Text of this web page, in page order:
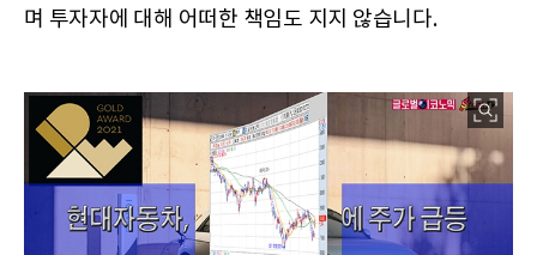
며 투자자에 대해 어떠한 책임도 지지 않습니다.